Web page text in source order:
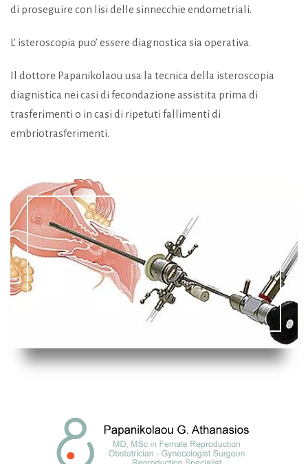
di proseguire con lisi delle sinnecchie endometriali.
L’ isteroscopia puo’ essere diagnostica sia operativa.
Il dottore Papanikolaou usa la tecnica della isteroscopia
diagnistica nei casi di fecondazione assistita prima di
trasferimenti o in casi di ripetuti fallimenti di
embriotrasferimenti.